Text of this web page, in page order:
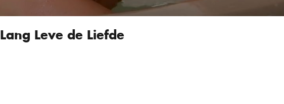
Leve de Liefde